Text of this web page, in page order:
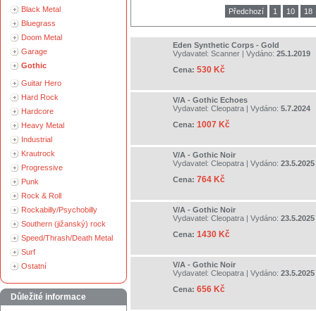
Black Metal
Bluegrass
Doom Metal
Garage
Gothic
Guitar Hero
Hard Rock
Hardcore
Heavy Metal
Industrial
Krautrock
Progressive
Punk
Rock & Roll
Rockabilly/Psychobilly
Southern (jižanský) rock
Speed/Thrash/Death Metal
Surf
Ostatní
Důležité informace
Předchozí 1 10 18
Eden Synthetic Corps - Gold
Vydavatel: Scanner | Vydáno: 25.1.2019
Cena: 530 Kč
V/A - Gothic Echoes
Vydavatel: Cleopatra | Vydáno: 5.7.2024
Cena: 1007 Kč
V/A - Gothic Noir
Vydavatel: Cleopatra | Vydáno: 23.5.2025
Cena: 764 Kč
V/A - Gothic Noir
Vydavatel: Cleopatra | Vydáno: 23.5.2025
Cena: 1430 Kč
V/A - Gothic Noir
Vydavatel: Cleopatra | Vydáno: 23.5.2025
Cena: 656 Kč